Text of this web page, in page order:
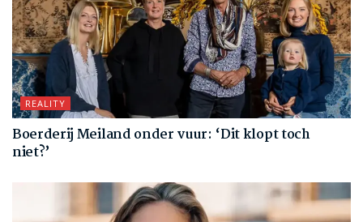
REALITY
Boerderij Meiland onder vuur: ‘Dit klopt toch
niet?’